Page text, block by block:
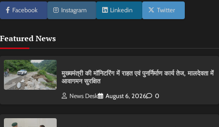
Facebook Instagram Linkedin Twitter
Featured News
मुख्यमंत्री की मॉनिटरिंग में राहत एवं पुनर्निर्माण कार्य तेज, मालदेवता में
आवागमन सुरक्षित
News Desk August 6, 2026 0